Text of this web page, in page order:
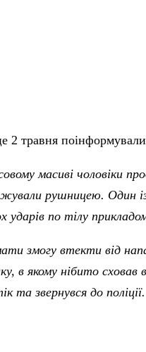
2 травня
масиві чоловіки
рушницею. Один
ударів по тілу
змогу втекти від
в якому нібито сховав
та звернувся до поліції.